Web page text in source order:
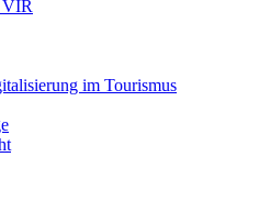
VIR
im Tourismus